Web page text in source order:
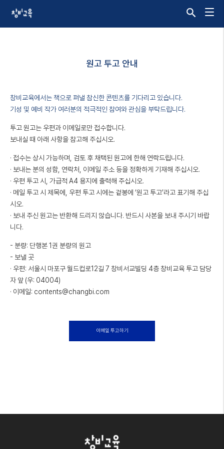
원고 투고 안내
창비교육에서는 책으로 펴낼 참신한 콘텐츠를 기다리고 있습니다.
기성 및 예비 작가 여러분의 적극적인 참여와 관심을 부탁드립니다.
투고 원고는 우편과 이메일로만 접수합니다.
보내실 때 아래 사항을 참고해 주십시오.
· 접수는 상시 가능하며, 검토 후 채택된 원고에 한해 연락드립니다.
· 보내는 분의 성함, 연락처, 이메일 주소 등을 정확하게 기재해 주십시오.
· 우편 투고 시, 가급적 A4 용지에 출력해 주십시오.
· 메일 투고 시 제목에, 우편 투고 시에는 겉봉에 ‘원고 투고’라고 표기해 주십
시오.
· 보내 주신 원고는 반환해 드리지 않습니다. 반드시 사본을 보내 주시기 바랍
니다.
- 분량: 단행본 1권 분량의 원고
- 보낼 곳
· 우편: 서울시 마포구 월드컵로12길 7 창비서교빌딩 4층 창비교육 투고 담당
자 앞 (우: 04004)
· 이메일: contents@changbi.com
이메일 투고하기